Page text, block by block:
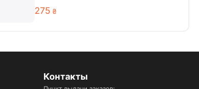
‍275‍ ₴
Контакты